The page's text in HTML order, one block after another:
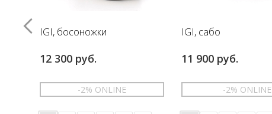
IGI, босоножки
12 300 руб.
-2% ONLINE
IGI, сабо
11 900 руб.
-2% ONLINE